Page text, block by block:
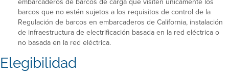
barcos que no estén sujetos a los requisitos de control de la
Regulación de barcos en embarcaderos de California, instalación
de infraestructura de electrificación basada en la red eléctrica o
no basada en la red eléctrica.
Elegibilidad